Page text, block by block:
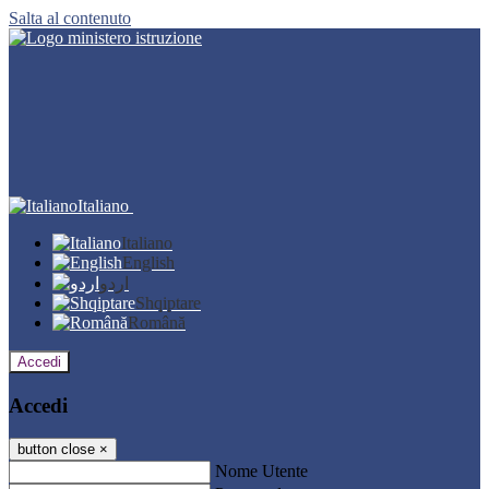
Salta al contenuto
Italiano
Italiano
English
اردو
Shqiptare
Română
Accedi
Accedi
button close ×
Nome Utente